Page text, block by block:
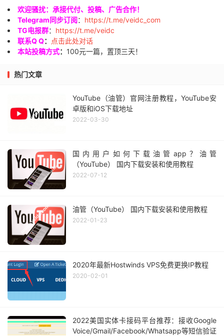
欢迎骚扰：承接代付、投稿、广告合作！
Telegram同步订阅： https://t.me/veidc_com
TG电报群： https://t.me/veidc
联系Q Q：
点击此处对话
本站投稿方式： 100元一篇，置顶三天！
热门文章
YouTube（油管）官网注册教程，YouTube安
卓版和iOS下载地址
2022-03-30
国内用户如何下载油管app？油管
（YouTube） 国内下载安装和使用教程
2022-07-12
油管（YouTube） 国内下载安装和使用教程
2022-01-23
2020年最新Hostwinds VPS免费更换IP教程
2020-02-01
2022美国实体卡接码平台推荐：接收Google
Voice/Gmail/Facebook/Whatsapp等短信验证